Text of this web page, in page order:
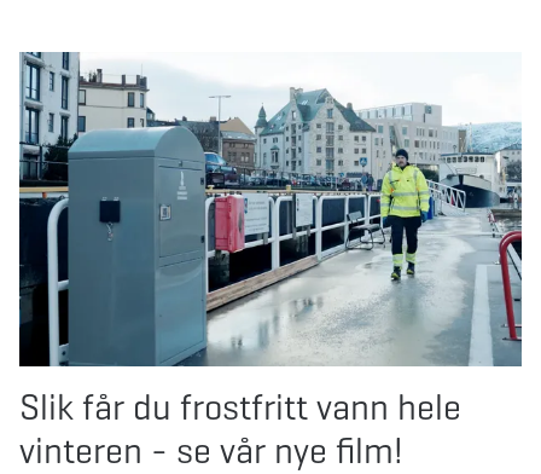
Slik får du frostfritt vann hele
vinteren - se vår nye film!